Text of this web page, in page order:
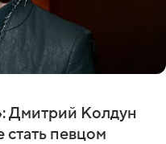
Дмитрий Колдун
стать певцом